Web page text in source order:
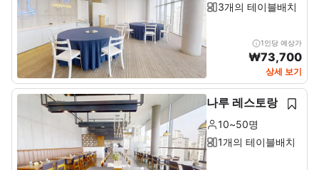
3개의 테이블배치
1인당 예상가
₩73,700
상세 보기
나루 레스토랑
10~50명
1개의 테이블배치